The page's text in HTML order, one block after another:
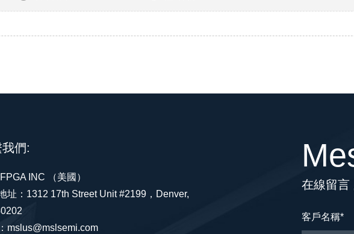
們:
INC （美國）
址：1312 17th Street Unit #2199，Denver,
mslus@mslsemi.com
在線留言
客戶名稱*